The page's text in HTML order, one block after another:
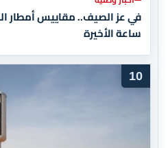
ساعة الأخيرة
10